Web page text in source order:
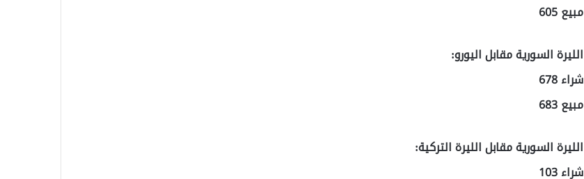
مبيع 605
الليرة السورية مقابل اليورو:
شراء 678
مبيع 683
الليرة السورية مقابل الليرة التركية:
شراء 103